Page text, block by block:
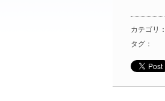
カテゴリ：
タグ：